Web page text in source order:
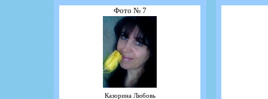
Фото № 7
Казорина Любовь